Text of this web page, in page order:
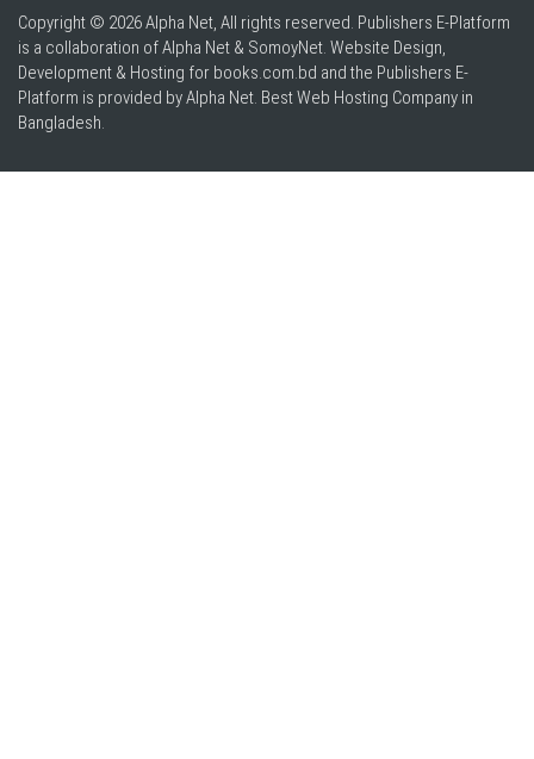
Copyright © 2026 Alpha Net, All rights reserved. Publishers E-Platform
is a collaboration of Alpha Net & SomoyNet. Website Design,
Development & Hosting for books.com.bd and the Publishers E-
Platform is provided by Alpha Net. BestWeb Hosting Company in
Bangladesh.